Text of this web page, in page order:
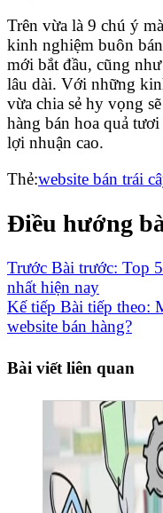
Trên vừa là 9 chú ý
kinh nghiệm buôn
mới bắt đầu, cũng
lâu dài. Với những
vừa chia sẻ hy vọng
hàng bán hoa quả
lợi nhuận cao.
Thẻ:website bán trái
Điều hướng
Trước Bài trước: Top
nhất hiện nay
Kế tiếp Bài tiếp theo:
website bán hàng?
Bài viết liên quan